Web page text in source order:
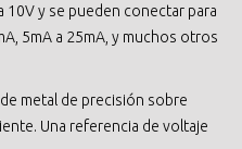
10V y se pueden conectar para
5mA a 25mA, y muchos otros
metal de precisión sobre
Una referencia de voltaje